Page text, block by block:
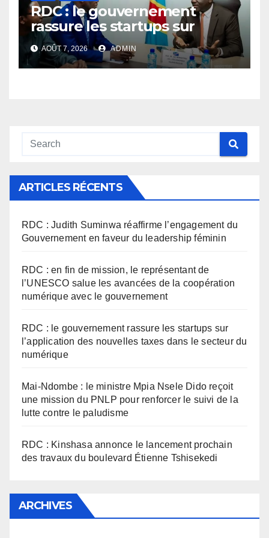
RDC : le gouvernement
rassure les startups sur
l’application des nouvelles
taxes dans le secteur du
numérique
AOÛT 7, 2026 ADMIN
ARTICLES RÉCENTS
RDC : Judith Suminwa réaffirme l’engagement du
Gouvernement en faveur du leadership féminin
RDC : en fin de mission, le représentant de
l’UNESCO salue les avancées de la coopération
numérique avec le gouvernement
RDC : le gouvernement rassure les startups sur
l’application des nouvelles taxes dans le secteur du
numérique
Mai-Ndombe : le ministre Mpia Nsele Dido reçoit
une mission du PNLP pour renforcer le suivi de la
lutte contre le paludisme
RDC : Kinshasa annonce le lancement prochain
des travaux du boulevard Étienne Tshisekedi
ARCHIVES